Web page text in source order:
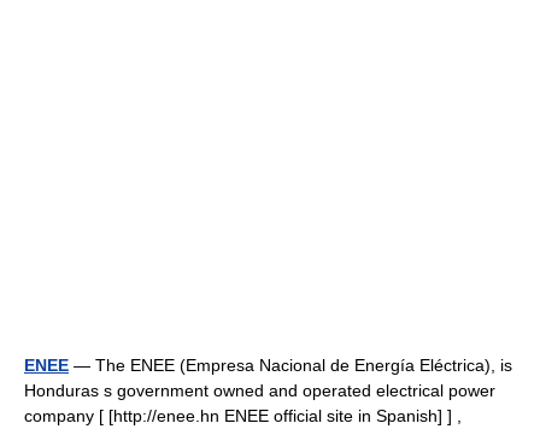
ENEE — The ENEE (Empresa Nacional de Energía Eléctrica), is
Honduras s government owned and operated electrical power
company [ [http://enee.hn ENEE official site in Spanish] ] ,